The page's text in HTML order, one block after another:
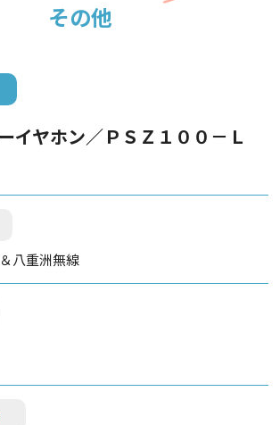
その他
イヤホン／ＰＳＺ１００－Ｌ
八重洲無線